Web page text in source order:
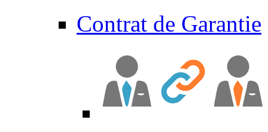
Contrat de Garantie